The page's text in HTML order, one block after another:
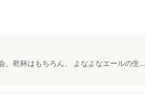
乾杯はもちろん、 よなよなエールの生...